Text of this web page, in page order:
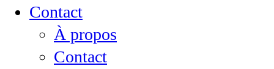
Contact
À propos
Contact